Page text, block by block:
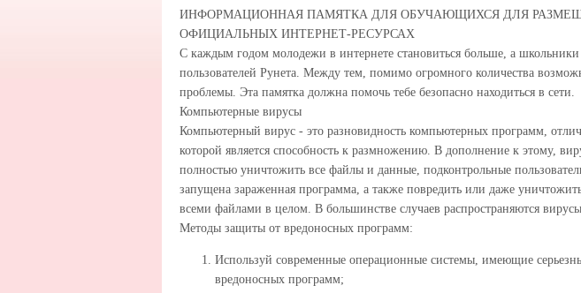
ИНФОРМАЦИОННАЯ ПАМЯТКА ДЛЯ ОБУЧАЮЩИХСЯ ДЛЯ
ОФИЦИАЛЬНЫХ ИНТЕРНЕТ-РЕСУРСАХ
С каждым годом молодежи в интернете становиться больше, а
пользователей Рунета. Между тем, помимо огромного количества
проблемы. Эта памятка должна помочь тебе безопасно находиться в сети.
Компьютерные вирусы
Компьютерный вирус - это разновидность компьютерных программ,
которой является способность к размножению. В дополнение к этому,
полностью уничтожить все файлы и данные, подконтрольные
запущена зараженная программа, а также повредить или даже
всеми файлами в целом. В большинстве случаев распространяются вирусы
Методы защиты от вредоносных программ:
Используй современные операционные системы, имеющие
вредоносных программ;